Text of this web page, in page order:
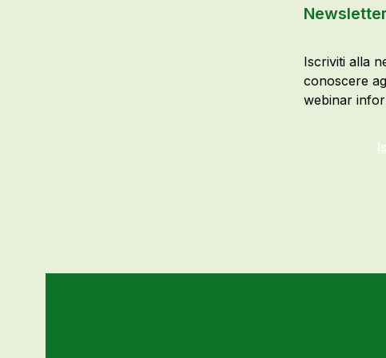
Newsletter
Iscriviti alla
conoscere
webinar